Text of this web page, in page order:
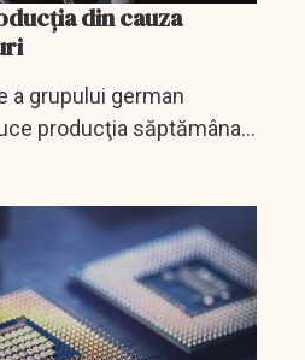
din cauza
a grupului german
producţia săptămâna
de cipuri, au